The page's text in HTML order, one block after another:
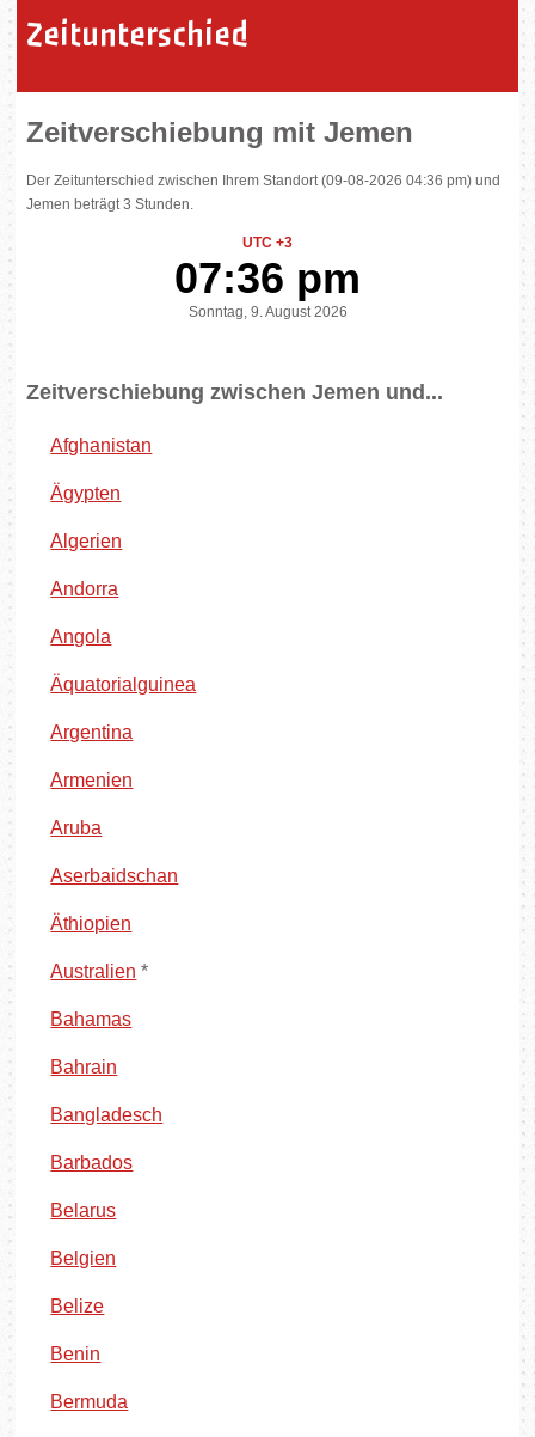
Zeitunterschied
Zeitverschiebung mit Jemen
Der Zeitunterschied zwischen Ihrem Standort (09-08-2026 04:36 pm) und
Jemen beträgt 3 Stunden.
UTC +3
07:36 pm
Sonntag, 9. August 2026
Zeitverschiebung zwischen Jemen und...
Afghanistan
Ägypten
Algerien
Andorra
Angola
Äquatorialguinea
Argentina
Armenien
Aruba
Aserbaidschan
Äthiopien
Australien *
Bahamas
Bahrain
Bangladesch
Barbados
Belarus
Belgien
Belize
Benin
Bermuda